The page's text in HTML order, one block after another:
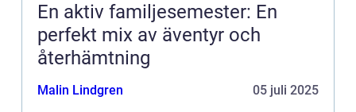
En aktiv familjesemester: En
perfekt mix av äventyr och
återhämtning
Malin Lindgren 05 juli 2025